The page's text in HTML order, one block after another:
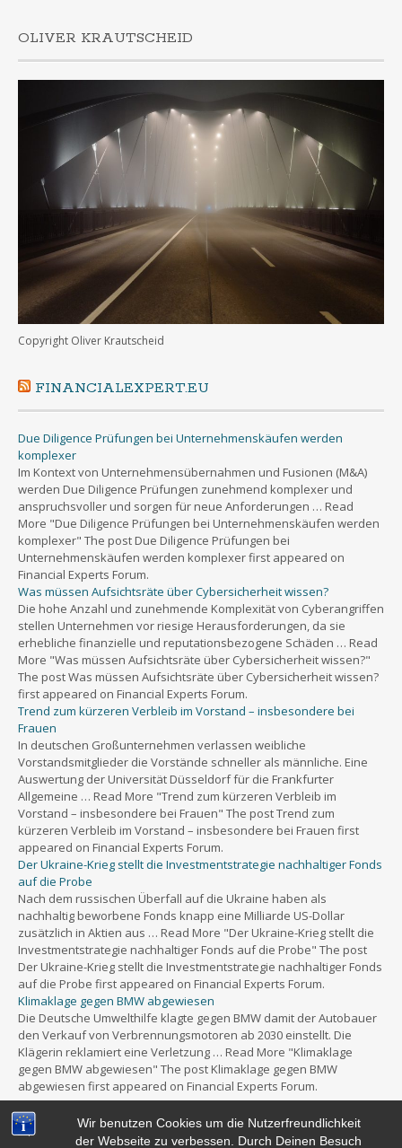
Wir benutzen Cookies um die Nutzerfreundlichkeit
der Webseite zu verbessen. Durch Deinen Besuch
OLIVER KRAUTSCHEID
Copyright Oliver Krautscheid
FINANCIALEXPERT.EU
Due Diligence Prüfungen bei Unternehmenskäufen werden
komplexer
Im Kontext von Unternehmensübernahmen und Fusionen (M&A)
werden Due Diligence Prüfungen zunehmend komplexer und
anspruchsvoller und sorgen für neue Anforderungen … Read
More "Due Diligence Prüfungen bei Unternehmenskäufen werden
komplexer" The post Due Diligence Prüfungen bei
Unternehmenskäufen werden komplexer first appeared on
Financial Experts Forum.
Was müssen Aufsichtsräte über Cybersicherheit wissen?
Die hohe Anzahl und zunehmende Komplexität von Cyberangriffen
stellen Unternehmen vor riesige Herausforderungen, da sie
erhebliche finanzielle und reputationsbezogene Schäden … Read
More "Was müssen Aufsichtsräte über Cybersicherheit wissen?"
The post Was müssen Aufsichtsräte über Cybersicherheit wissen?
first appeared on Financial Experts Forum.
Trend zum kürzeren Verbleib im Vorstand – insbesondere bei
Frauen
In deutschen Großunternehmen verlassen weibliche
Vorstandsmitglieder die Vorstände schneller als männliche. Eine
Auswertung der Universität Düsseldorf für die Frankfurter
Allgemeine … Read More "Trend zum kürzeren Verbleib im
Vorstand – insbesondere bei Frauen" The post Trend zum
kürzeren Verbleib im Vorstand – insbesondere bei Frauen first
appeared on Financial Experts Forum.
Der Ukraine-Krieg stellt die Investmentstrategie nachhaltiger Fonds
auf die Probe
Nach dem russischen Überfall auf die Ukraine haben als
nachhaltig beworbene Fonds knapp eine Milliarde US-Dollar
zusätzlich in Aktien aus … Read More "Der Ukraine-Krieg stellt die
Investmentstrategie nachhaltiger Fonds auf die Probe" The post
Der Ukraine-Krieg stellt die Investmentstrategie nachhaltiger Fonds
auf die Probe first appeared on Financial Experts Forum.
Klimaklage gegen BMW abgewiesen
Die Deutsche Umwelthilfe klagte gegen BMW damit der Autobauer
den Verkauf von Verbrennungsmotoren ab 2030 einstellt. Die
Klägerin reklamiert eine Verletzung … Read More "Klimaklage
gegen BMW abgewiesen" The post Klimaklage gegen BMW
abgewiesen first appeared on Financial Experts Forum.